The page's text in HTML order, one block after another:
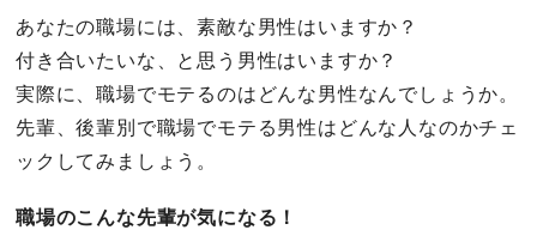
あなたの職場には、素敵な男性はいますか？
付き合いたいな、と思う男性はいますか？
実際に、職場でモテるのはどんな男性なんでしょうか。
先輩、後輩別で職場でモテる男性はどんな人なのかチェ
ックしてみましょう。
職場のこんな先輩が気になる！